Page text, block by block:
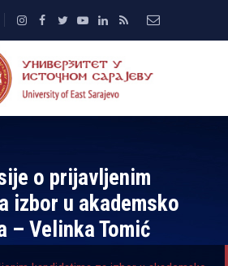
o prijavljenim
izbor u akademsko
– Velinka Tomić